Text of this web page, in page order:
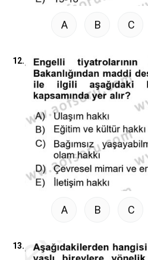
A B C
12.
A B C
13.